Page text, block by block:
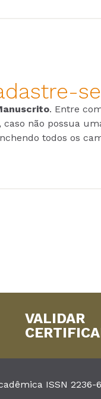
se
. Entre
não possua
todos os
VALIDAR
ISSN 2236-